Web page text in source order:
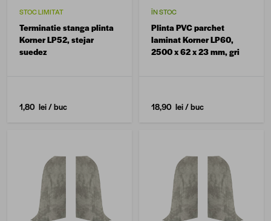
STOC LIMITAT
Terminatie stanga plinta
Korner LP52, stejar
suedez
1,80 lei/ buc
ÎN STOC
Plinta PVC parchet
laminat Korner LP60,
2500 x 62 x 23 mm, gri
18,90 lei/ buc